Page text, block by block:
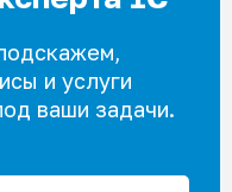
и услуги
ваши задачи.